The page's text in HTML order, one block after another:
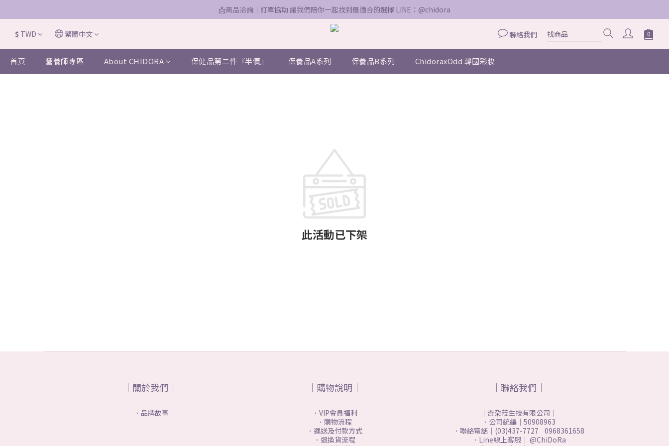
📩商品洽詢｜訂單協助 讓我們陪你一起找到最適合的選擇 LINE：@chidora
$ TWD 繁體中文 聯絡我們
首頁 營養師專區 About CHIDORA 保健品第二件『半價』 保養品A系列 保養品B系列 ChidoraxOdd 韓國彩妝
此活動已下架
｜關於我們｜
．品牌故事
｜購物說明｜
．VIP會員福利
．購物流程
．運送及付款方式
．退換貨流程
｜聯絡我們｜
｜奇朶菈生技有限公司｜
．公司統編｜50908963
．聯絡電話｜(03)437-7727 0968361658
．Line線上客服｜ @ChiDoRa